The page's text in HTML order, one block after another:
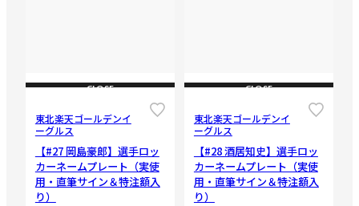
CLOSE
東北楽天ゴールデンイ
ーグルス
【#27 岡島豪郎】選手ロッ
カーネームプレート（実使
用・直筆サイン＆特注額入
り）
CLOSE
東北楽天ゴールデンイ
ーグルス
【#28 酒居知史】選手ロッ
カーネームプレート（実使
用・直筆サイン＆特注額入
り）